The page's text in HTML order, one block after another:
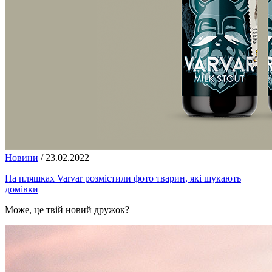
Новини / 23.02.2022
На пляшках Varvar розмістили фото тварин, які шукають
домівки
Може, це твій новий дружок?